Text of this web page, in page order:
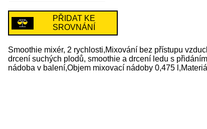
PŘIDAT KE
SROVNÁNÍ
Smoothie mixér, 2 rychlosti,Mixování bez přístupu
drcení suchých plodů, smoothie a drcení ledu s
nádoba v balení,Objem mixovací nádoby 0,475